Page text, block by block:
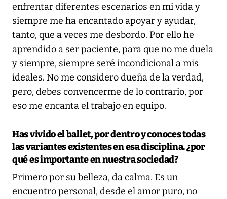
enfrentar diferentes escenarios en mi vida y
siempre me ha encantado apoyar y ayudar,
tanto, que a veces me desbordo. Por ello he
aprendido a ser paciente, para que no me duela
y siempre, siempre seré incondicional a mis
ideales. No me considero dueña de la verdad,
pero, debes convencerme de lo contrario, por
eso me encanta el trabajo en equipo.
Has vivido el ballet, por dentro y conoces todas
las variantes existentes en esa disciplina. ¿por
qué es importante en nuestra sociedad?
Primero por su belleza, da calma. Es un
encuentro personal, desde el amor puro, no